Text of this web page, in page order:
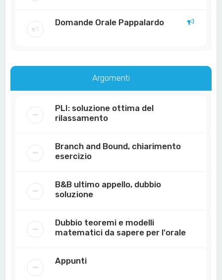
Domande Orale Pappalardo
Argomenti
PLI: soluzione ottima del
rilassamento
Branch and Bound, chiarimento
esercizio
B&B ultimo appello, dubbio
soluzione
Dubbio teoremi e modelli
matematici da sapere per l'orale
Appunti